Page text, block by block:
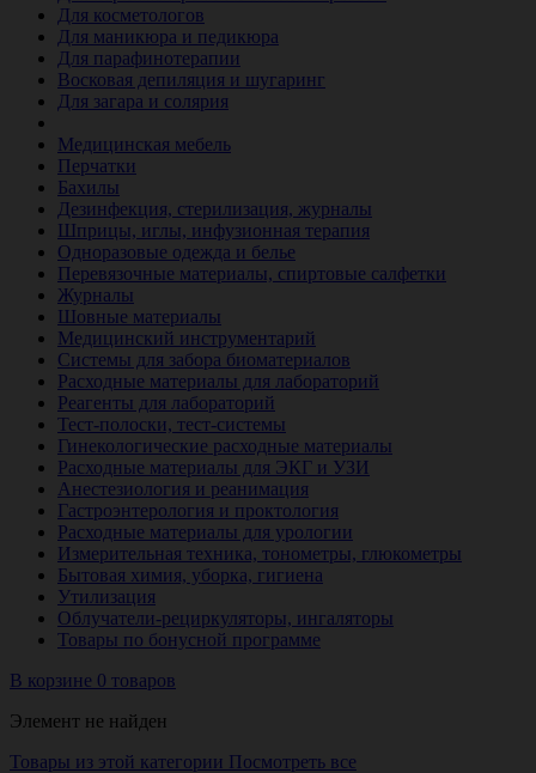
Для косметологов
Для маникюра и педикюра
Для парафинотерапии
Восковая депиляция и шугаринг
Для загара и солярия
Медицинская мебель
Перчатки
Бахилы
Дезинфекция, стерилизация, журналы
Шприцы, иглы, инфузионная терапия
Одноразовые одежда и белье
Перевязочные материалы, спиртовые салфетки
Журналы
Шовные материалы
Медицинский инструментарий
Системы для забора биоматериалов
Расходные материалы для лабораторий
Реагенты для лабораторий
Тест-полоски, тест-системы
Гинекологические расходные материалы
Расходные материалы для ЭКГ и УЗИ
Анестезиология и реанимация
Гастроэнтерология и проктология
Расходные материалы для урологии
Измерительная техника, тонометры, глюкометры
Бытовая химия, уборка, гигиена
Утилизация
Облучатели-рециркуляторы, ингаляторы
Товары по бонусной программе
В корзине 0 товаров
Элемент не найден
Товары из этой категории Посмотреть все